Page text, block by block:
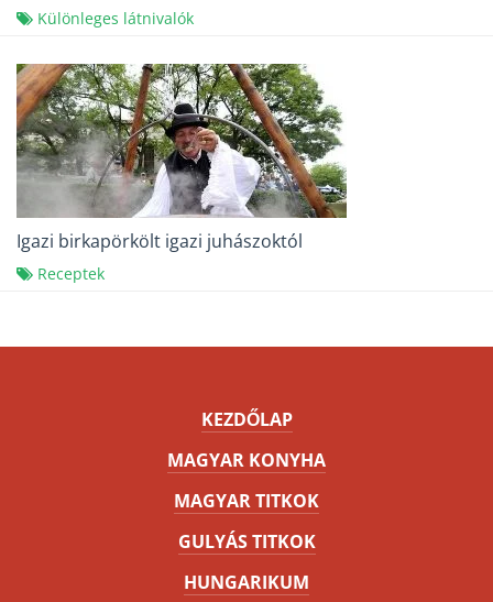
Különleges látnivalók
Igazi birkapörkölt igazi juhászoktól
Receptek
KEZDŐLAP
MAGYAR KONYHA
MAGYAR TITKOK
GULYÁS TITKOK
HUNGARIKUM